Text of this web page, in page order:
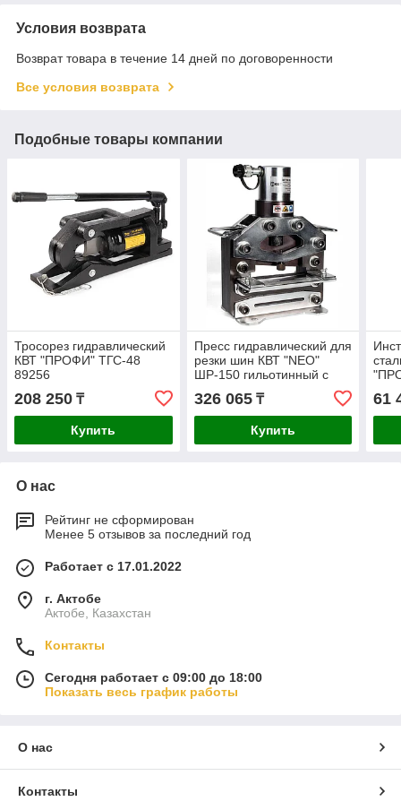
Условия возврата
Возврат товара в течение 14 дней по договоренности
Все условия возврата
Подобные товары компании
Тросорез гидравлический
КВТ "ПРОФИ" ТГС-48
89256
208 250 ₸
Купить
Пресс гидравлический для
резки шин КВТ "NEO"
ШР-150 гильотинный с
прямым лезвием 76503
326 065₸
Купить
61
О нас
Рейтинг не сформирован
Менее 5 отзывов за последний год
Работает с 17.01.2022
г. Актобе
Актобе, Казахстан
Контакты
Сегодня работает с 09:00 до 18:00
Показать весь график работы
О нас
Контакты